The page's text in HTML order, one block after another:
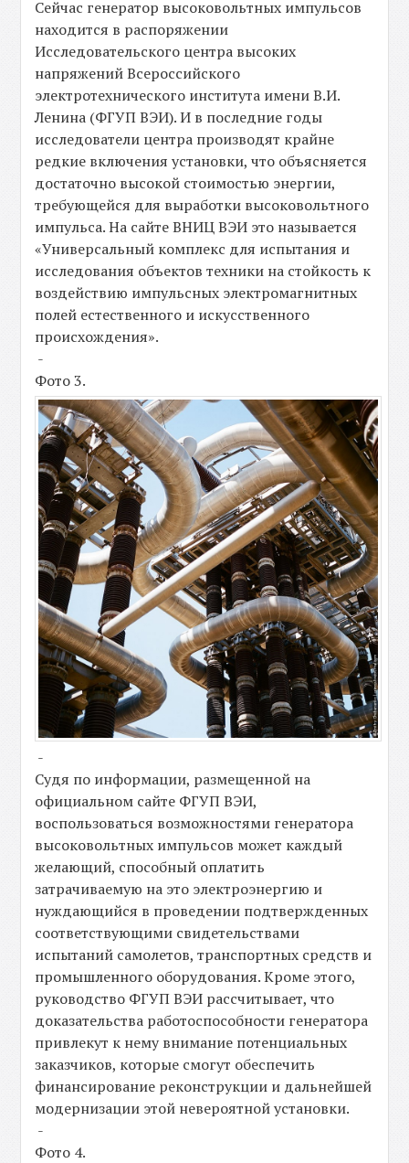
Сейчас генератор высоковольтных импульсов
находится в распоряжении
Исследовательского центра высоких
напряжений Всероссийского
электротехнического института имени В.И.
Ленина (ФГУП ВЭИ). И в последние годы
исследователи центра производят крайне
редкие включения установки, что объясняется
достаточно высокой стоимостью энергии,
требующейся для выработки высоковольтного
импульса. На сайте ВНИЦ ВЭИ это называется
«Универсальный комплекс для испытания и
исследования объектов техники на стойкость к
воздействию импульсных электромагнитных
полей естественного и искусственного
происхождения».
-
Фото 3.
-
Судя по информации, размещенной на
официальном сайте ФГУП ВЭИ,
воспользоваться возможностями генератора
высоковольтных импульсов может каждый
желающий, способный оплатить
затрачиваемую на это электроэнергию и
нуждающийся в проведении подтвержденных
соответствующими свидетельствами
испытаний самолетов, транспортных средств и
промышленного оборудования. Кроме этого,
руководство ФГУП ВЭИ рассчитывает, что
доказательства работоспособности генератора
привлекут к нему внимание потенциальных
заказчиков, которые смогут обеспечить
финансирование реконструкции и дальнейшей
модернизации этой невероятной установки.
-
Фото 4.